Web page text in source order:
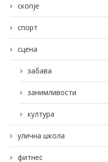
скопје
спорт
сцена
забава
занимливости
култура
улична школа
фитнес